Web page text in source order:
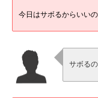
今日はサボるからいいの
サボる